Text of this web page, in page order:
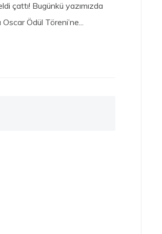
çattı! Bugünkü yazımızda
Ödül Töreni’ne...